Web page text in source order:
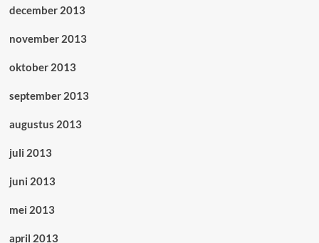
december 2013
november 2013
oktober 2013
september 2013
augustus 2013
juli 2013
juni 2013
mei 2013
april 2013